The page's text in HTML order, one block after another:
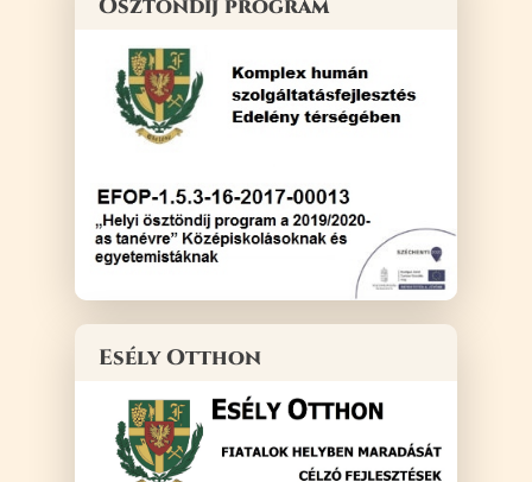
Ösztöndíj program
Esély Otthon